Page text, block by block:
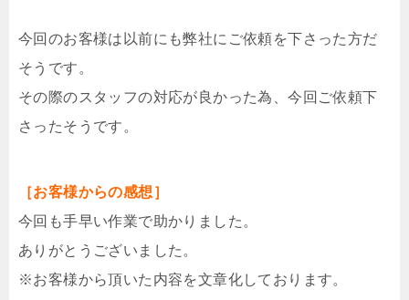
今回のお客様は以前にも弊社にご依頼を下さった方だ
そうです。
その際のスタッフの対応が良かった為、今回ご依頼下
さったそうです。
［お客様からの感想］
今回も手早い作業で助かりました。
ありがとうございました。
※お客様から頂いた内容を文章化しております。